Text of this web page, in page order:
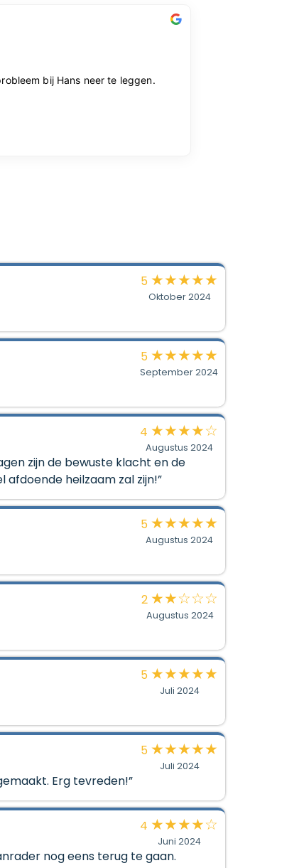
5 ★★★★★
Oktober 2024
5 ★★★★★
September 2024
4 ★★★★☆
Augustus 2024
zijn de bewuste klacht en de
heilzaam zal zijn!”
5 ★★★★★
Augustus 2024
2 ★★☆☆☆
Augustus 2024
5 ★★★★★
Juli 2024
5 ★★★★★
Juli 2024
Erg tevreden!”
4 ★★★★☆
Juni 2024
nog eens terug te gaan.